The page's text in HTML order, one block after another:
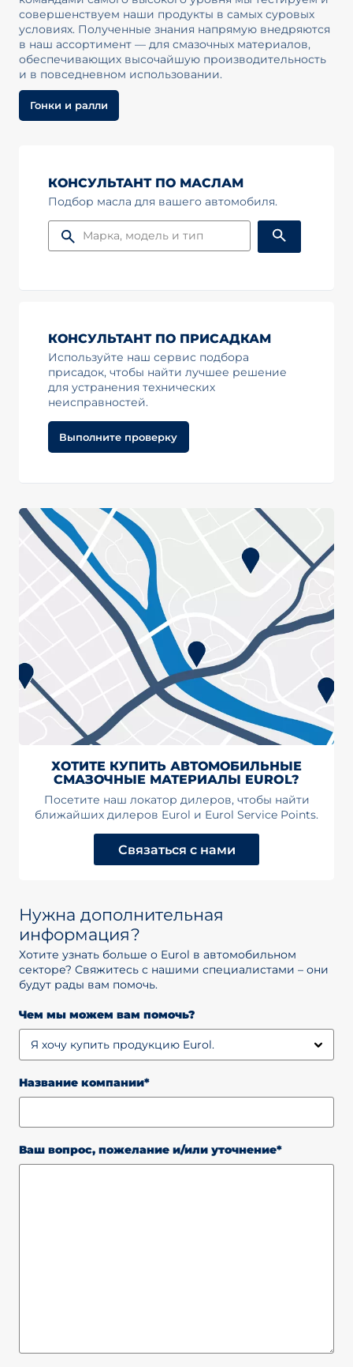
совершенствуем наши продукты в самых суровых
условиях. Полученные знания напрямую внедряются
в наш ассортимент — для смазочных материалов,
обеспечивающих высочайшую производительность
и в повседневном использовании.
Гонки и ралли
КОНСУЛЬТАНТ ПО МАСЛАМ
Подбор масла для вашего автомобиля.
КОНСУЛЬТАНТ ПО ПРИСАДКАМ
Используйте наш сервис подбора
присадок, чтобы найти лучшее решение
для устранения технических
неисправностей.
Выполните проверку
ХОТИТЕ КУПИТЬ АВТОМОБИЛЬНЫЕ
СМАЗОЧНЫЕ МАТЕРИАЛЫ EUROL?
Посетите наш локатор дилеров, чтобы найти
ближайших дилеров Eurol и Eurol Service Points.
Связаться с нами
Нужна дополнительная
информация?
Хотите узнать больше о Eurol в автомобильном
секторе? Свяжитесь с нашими специалистами – они
будут рады вам помочь.
Чем мы можем вам помочь?
Название компании*
Ваш вопрос, пожелание и/или уточнение*